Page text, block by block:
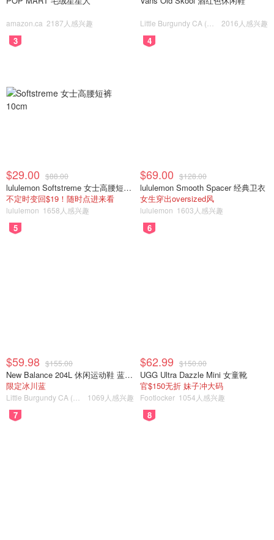
amazon.ca 2187人感兴趣 2016人感兴趣
3
$29.00 $88.00
lululemon Softstreme 女士高腰短裤 10cm
不定时变回$19！随时点进来看
lululemon 1658人感兴趣
4
$69.00 $128.00
lululemon Smooth Spacer 经典卫衣
女生穿出oversized风
lululemon 1603人感兴趣
5
$59.98 $155.00
New Balance 204L 休闲运动鞋 蓝银色
限定冰川蓝
1069人感兴趣
6
$62.99 $150.00
UGG Ultra Dazzle Mini 女童靴
官$150无折 妹子冲大码
Footlocker 1054人感兴趣
7 8